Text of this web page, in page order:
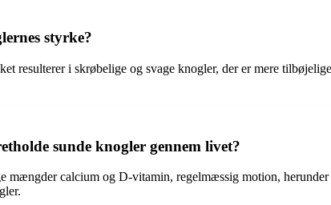
styrke?
resulterer i skrøbelige og svage knogler, der er mere
sunde knogler gennem livet?
calcium og D-vitamin, regelmæssig motion,